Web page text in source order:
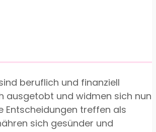
beruflich und finanziell
ausgetobt und widmen sich nun
Entscheidungen treffen als
sich gesünder und